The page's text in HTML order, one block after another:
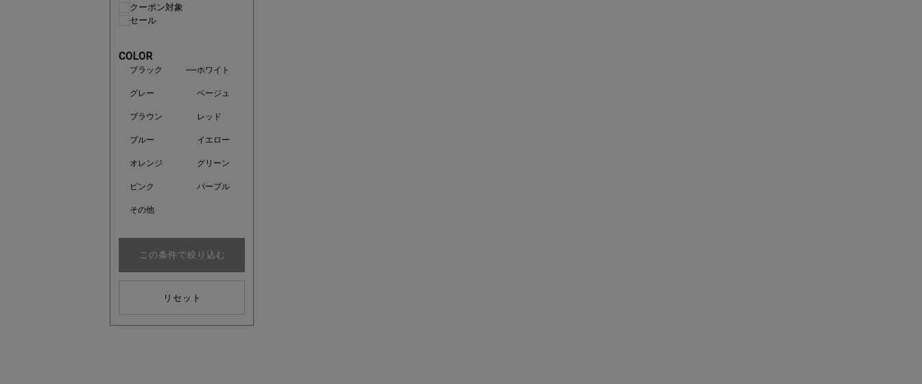
クーポン対象
セール
COLOR
ブラック ホワイト
グレー ベージュ
ブラウン レッド
ブルー イエロー
オレンジ グリーン
ピンク パープル
その他
この条件で絞り込む
リセット